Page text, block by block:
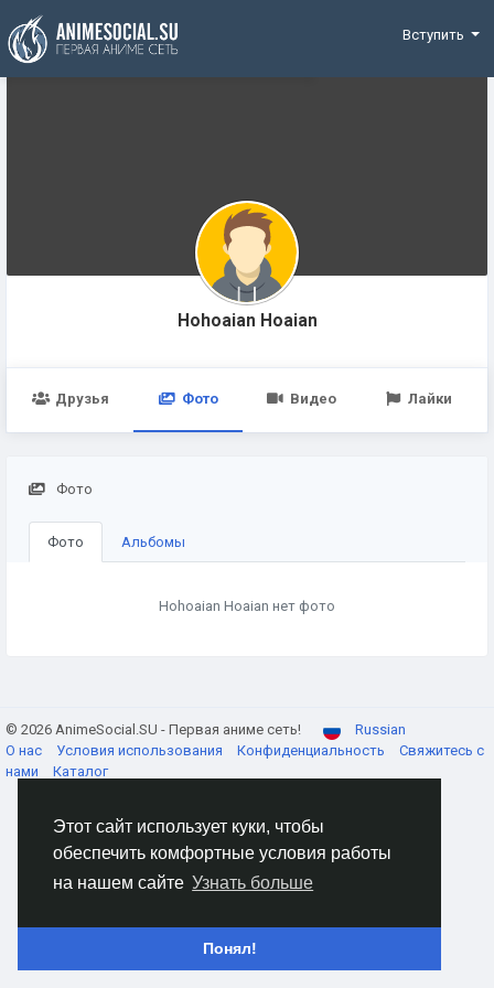
Этот сайт использует куки, чтобы
обеспечить комфортные условия работы
на нашем сайте Узнать больше
Понял!
Funding
Вступить
Hohoaian Hoaian
Друзья Фото Видео Лайки
Фото
Фото Альбомы
Hohoaian Hoaian нет фото
© 2026 AnimeSocial.SU - Первая аниме сеть!
Russian
О нас
Условия использования Конфиденциальность
Свяжитесь с
нами
Каталог